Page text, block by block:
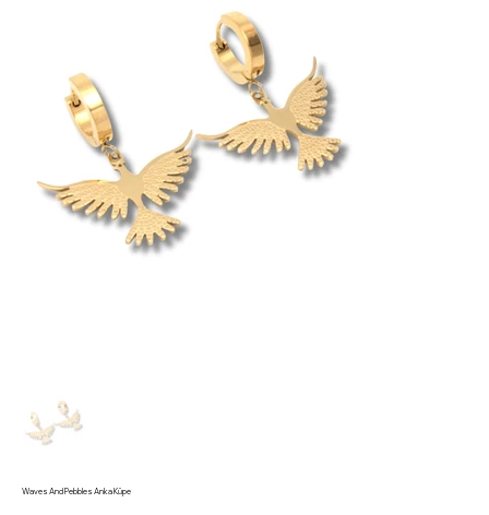
Waves And Pebbles Anka Küpe